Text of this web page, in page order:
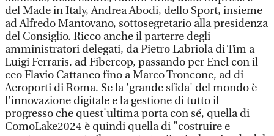
del Made in Italy, Andrea Abodi, dello Sport, insieme
ad Alfredo Mantovano, sottosegretario alla presidenza
del Consiglio. Ricco anche il parterre degli
amministratori delegati, da Pietro Labriola di Tim a
Luigi Ferraris, ad Fibercop, passando per Enel con il
ceo Flavio Cattaneo fino a Marco Troncone, ad di
Aeroporti di Roma. Se la 'grande sfida' del mondo è
l'innovazione digitale e la gestione di tutto il
progresso che quest'ultima porta con sé, quella di
ComoLake2024 è quindi quella di "costruire e